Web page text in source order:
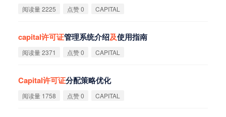
阅读量 2225 点赞 0 CAPITAL
capital许可证管理系统介绍及使用指南
阅读量 2371 点赞 0 CAPITAL
Capital许可证分配策略优化
阅读量 1758 点赞 0 CAPITAL